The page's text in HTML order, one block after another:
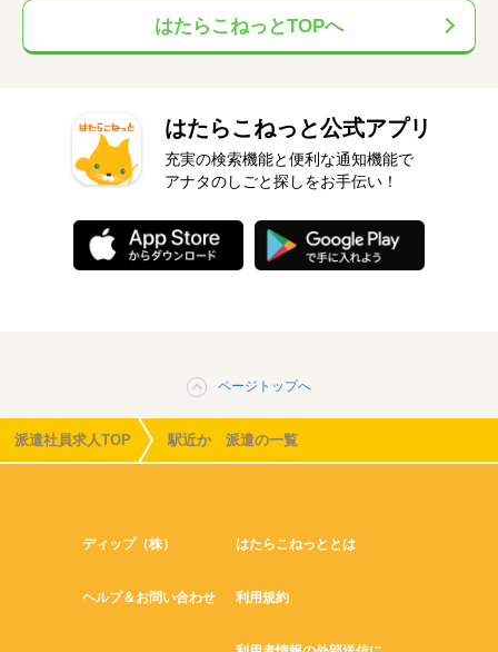
はたらこねっとTOPへ
はたらこねっと公式アプリ
充実の検索機能と便利な通知機能で
アナタのしごと探しをお手伝い！
ページトップへ
派遣社員求人TOP 駅近か 派遣の一覧
ディップ（株） はたらこねっととは
ヘルプ＆お問い合わせ 利用規約